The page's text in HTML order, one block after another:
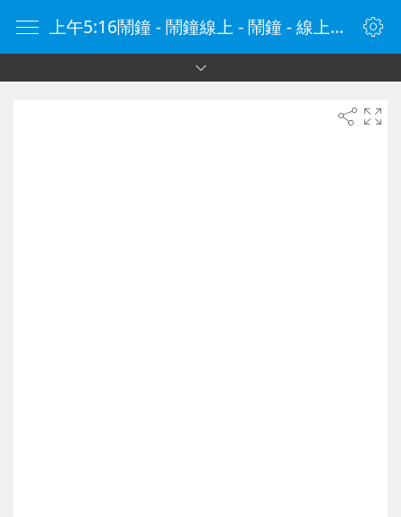
上午5:16鬧鐘 - 鬧鐘線上 - 鬧鐘 - 線上鬧鐘 - 在線鬧鐘 - 鬧鐘在線 - naozhong.tw